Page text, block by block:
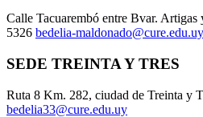
Calle Tacuarembó entre Bvar.
5326 bedelia-maldonado@cure.edu.uy
SEDE TREINTA Y TRES
Ruta 8 Km. 282, ciudad de Treinta y
bedelia33@cure.edu.uy